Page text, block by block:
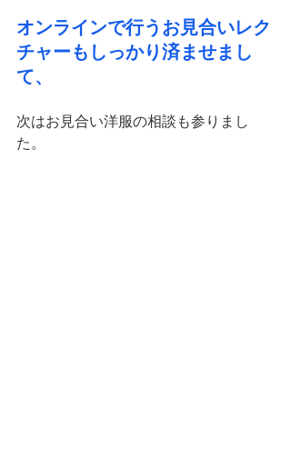
オンラインで行うお見合いレク
チャーもしっかり済ませまし
て、
次はお見合い洋服の相談も参りまし
た。